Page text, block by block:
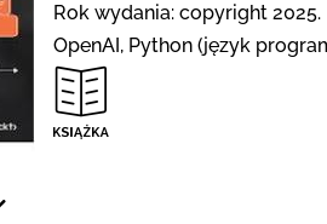
Rok wydania: copyright 2025.
OpenAI, Python (język